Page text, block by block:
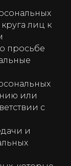
лиц к
просьбе
или
с
и